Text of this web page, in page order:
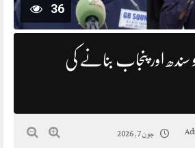
36
سندھ اور پنجاب بنانے کی
جون 7, 2026